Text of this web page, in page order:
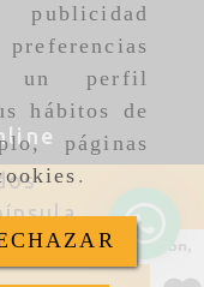
un perfil
hábitos de
páginas
.